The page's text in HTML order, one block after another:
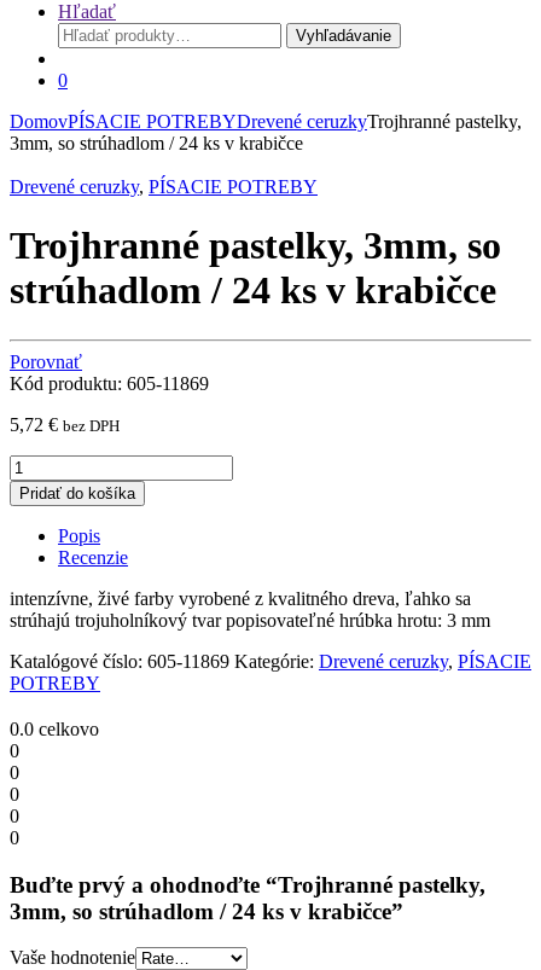
Hľadať
Hľadať:
Vyhľadávanie
0
DomovPÍSACIE POTREBYDrevené ceruzkyTrojhranné pastelky,
3mm, so strúhadlom / 24 ks v krabičce
Drevené ceruzky, PÍSACIE POTREBY
Trojhranné pastelky, 3mm, so
strúhadlom / 24 ks v krabičce
Porovnať
Kód produktu: 605-11869
5,72 € bez DPH
Trojhranné
pastelky,
3mm,
strúhadlom
24
ks
krabičce
quantity
Pridať do košíka
Popis
Recenzie
intenzívne, živé farby vyrobené z kvalitného dreva, ľahko sa
strúhajú trojuholníkový tvar popisovateľné hrúbka hrotu: 3 mm
Katalógové číslo: 605-11869 Kategórie: Drevené ceruzky, PÍSACIE
POTREBY
0.0 celkovo
0
0
0
0
0
Buďte prvý a ohodnoďte “Trojhranné pastelky,
3mm, so strúhadlom / 24 ks v krabičce”
Vaše hodnotenie